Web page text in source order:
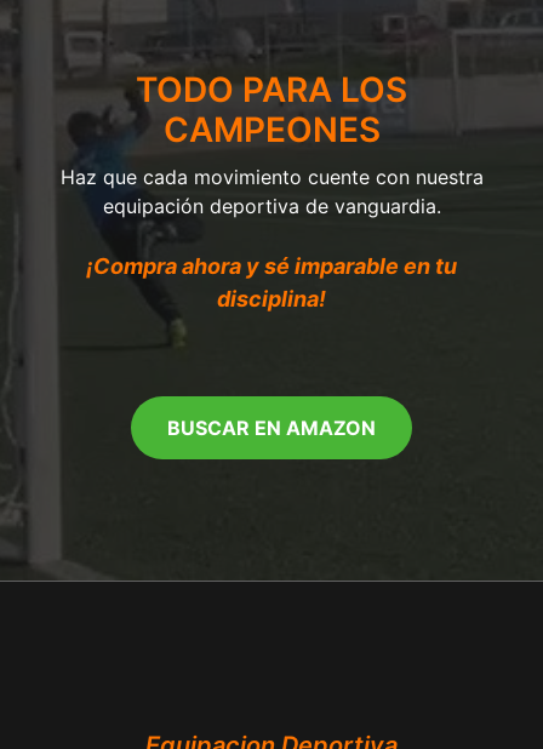
TODO PARA LOS
CAMPEONES
Haz que cada movimiento cuente con nuestra
equipación deportiva de vanguardia.
¡Compra ahora y sé imparable en tu
disciplina!
BUSCAR EN AMAZON